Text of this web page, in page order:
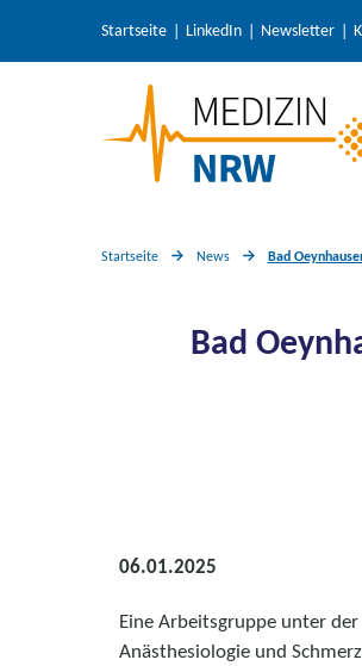
Startseite LinkedIn Newsletter
Startseite News Bad
Bad
06.01.2025
Eine Arbeitsgruppe unter
Anästhesiologie und